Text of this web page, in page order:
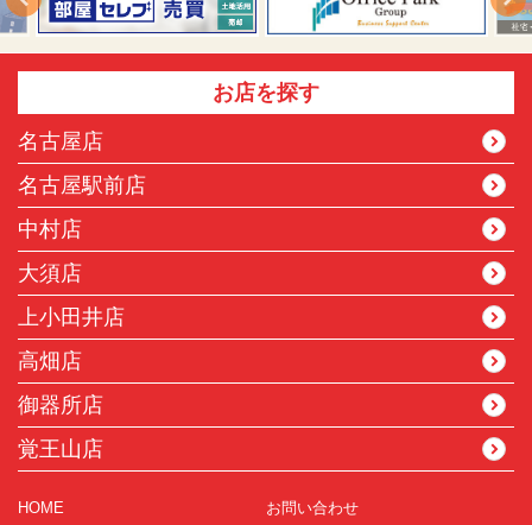
お店を探す
名古屋店
名古屋駅前店
中村店
大須店
上小田井店
高畑店
御器所店
覚王山店
HOME
お問い合わせ